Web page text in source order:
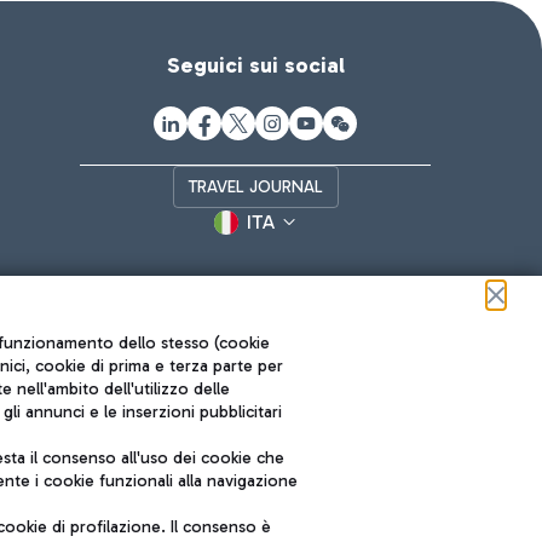
Seguici sui social
TRAVEL JOURNAL
ITA
Roma FCO
L'aeroporto stellato
dello stesso (cookie
cookie di prima e terza parte per
nell'ambito dell'utilizzo delle
annunci e le inserzioni pubblicitari
il consenso all'uso dei cookie che
i cookie funzionali alla navigazione
di profilazione. Il consenso è